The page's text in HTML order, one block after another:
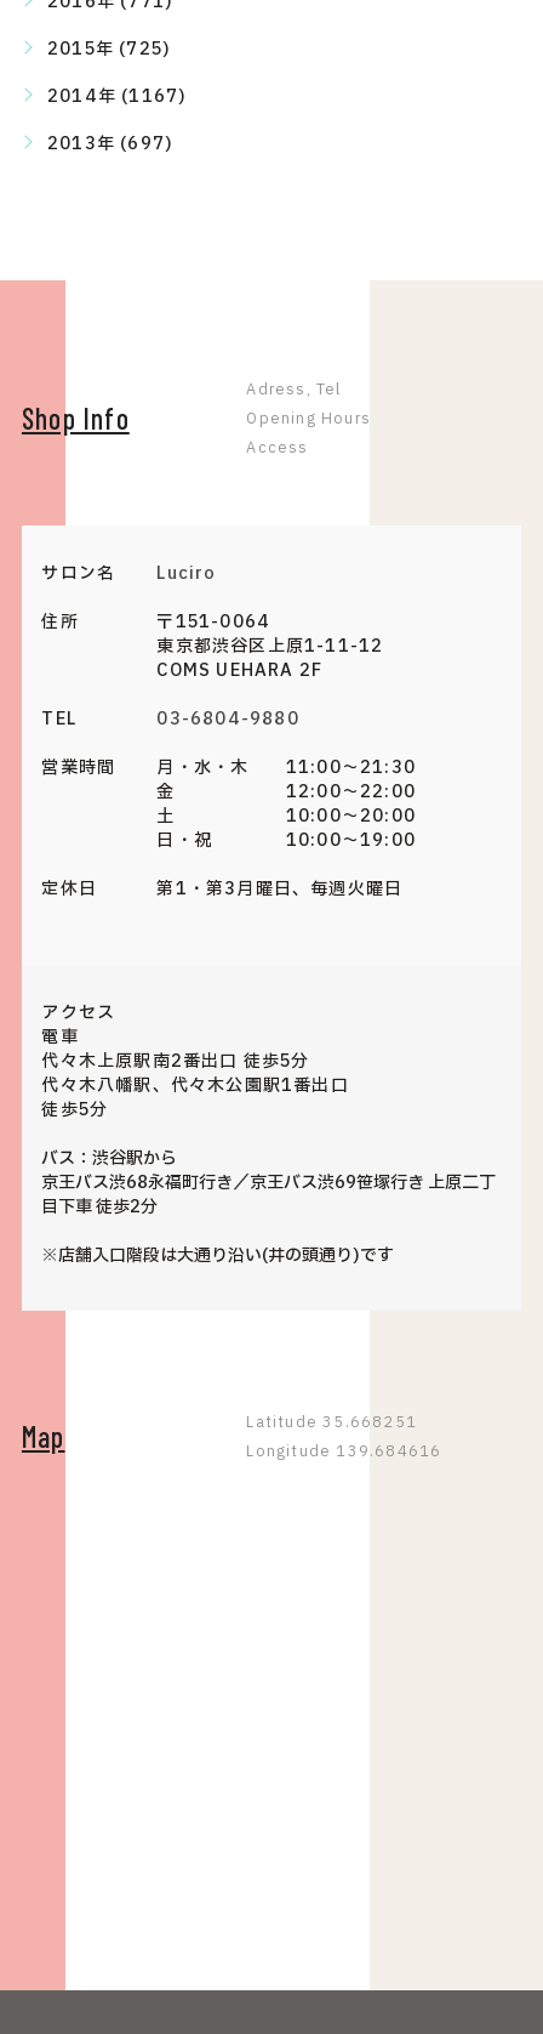
2015年 (725)
2014年 (1167)
2013年 (697)
Shop Info
Adress, Tel
Opening Hours
Access
サロン名
Luciro
住所
〒151-0064
東京都渋谷区上原1-11-12
COMS UEHARA 2F
TEL
03-6804-9880
営業時間
月・水・木 11:00～21:30
金 12:00～22:00
土 10:00～20:00
日・祝 10:00～19:00
定休日
第1・第3月曜日、毎週火曜日
アクセス
電車
代々木上原駅南2番出口 徒歩5分
代々木八幡駅、代々木公園駅1番出口
徒歩5分
バス：渋谷駅から
京王バス渋68永福町行き／京王バス渋69笹塚行き 上原二丁
目下車 徒歩2分
※店舗入口階段は大通り沿い(井の頭通り)です
Map
Latitude 35.668251
Longitude 139.684616